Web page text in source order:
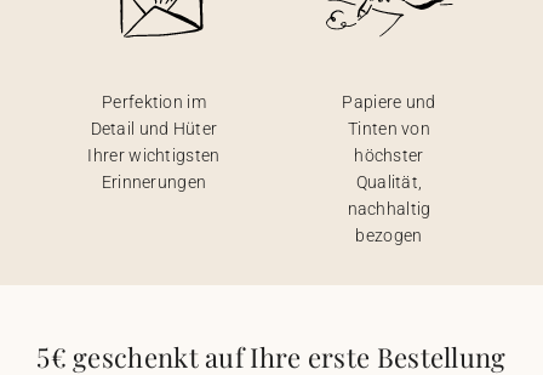
Perfektion im
Detail und Hüter
Ihrer wichtigsten
Erinnerungen
Papiere und
Tinten von
höchster
Qualität,
nachhaltig
bezogen
5€ geschenkt auf Ihre erste Bestellung